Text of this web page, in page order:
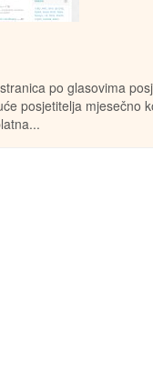
po glasovima
posjetitelja mjesečno